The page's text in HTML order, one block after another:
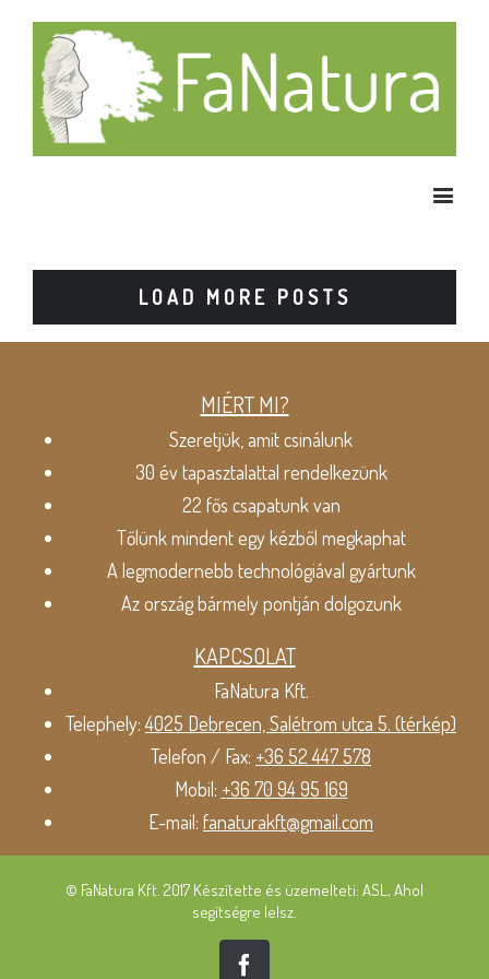
LOAD MORE POSTS
MIÉRT MI?
Szeretjük, amit csinálunk
30 év tapasztalattal rendelkezünk
22 fős csapatunk van
Tőlünk mindent egy kézből megkaphat
A legmodernebb technológiával gyártunk
Az ország bármely pontján dolgozunk
KAPCSOLAT
FaNatura Kft.
Telephely:4025 Debrecen, Salétrom utca 5. (térkép)
Telefon / Fax: +36 52 447 578
Mobil: +36 70 94 95 169
E-mail: fanaturakft@gmail.com
© FaNatura Kft. 2017 Készítette és üzemelteti: ASL, Ahol
segítségre lelsz.